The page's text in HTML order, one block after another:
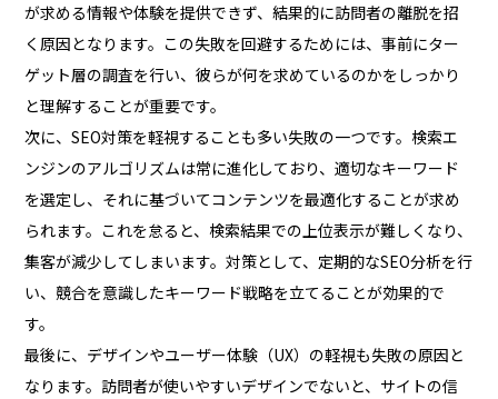
が求める情報や体験を提供できず、結果的に訪問者の離脱を招
く原因となります。この失敗を回避するためには、事前にター
ゲット層の調査を行い、彼らが何を求めているのかをしっかり
と理解することが重要です。
次に、SEO対策を軽視することも多い失敗の一つです。検索エ
ンジンのアルゴリズムは常に進化しており、適切なキーワード
を選定し、それに基づいてコンテンツを最適化することが求め
られます。これを怠ると、検索結果での上位表示が難しくなり、
集客が減少してしまいます。対策として、定期的なSEO分析を行
い、競合を意識したキーワード戦略を立てることが効果的で
す。
最後に、デザインやユーザー体験（UX）の軽視も失敗の原因と
なります。訪問者が使いやすいデザインでないと、サイトの信